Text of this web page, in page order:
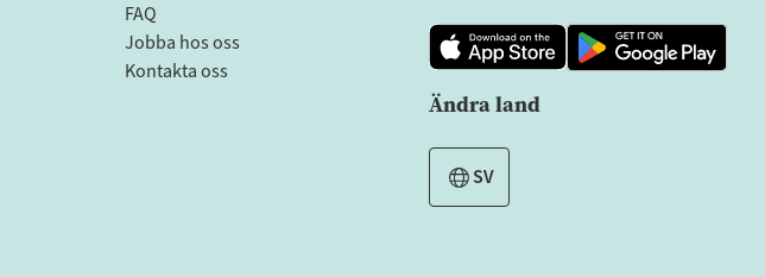
FAQ
Jobba hos oss
Kontakta oss
Ändra land
SV